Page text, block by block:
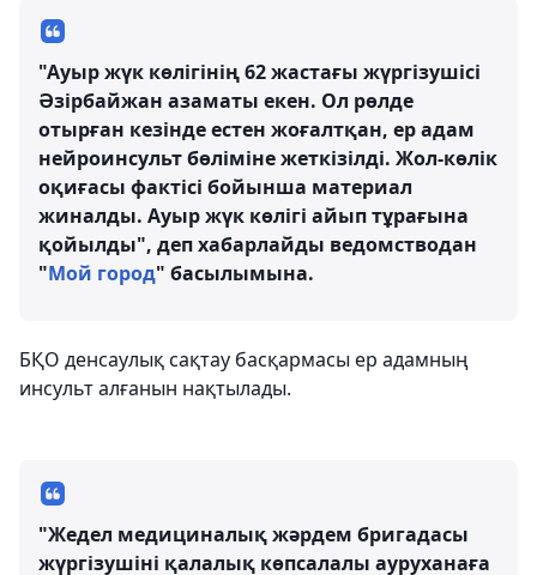
"Ауыр жүк көлігінің 62 жастағы жүргізушісі
Әзірбайжан азаматы екен. Ол рөлде
отырған кезінде естен жоғалтқан, ер адам
нейроинсульт бөліміне жеткізілді. Жол-көлік
оқиғасы фактісі бойынша материал
жиналды. Ауыр жүк көлігі айып тұрағына
қойылды", деп хабарлайды ведомстводан
"Мой город" басылымына.
БҚО денсаулық сақтау басқармасы ер адамның
инсульт алғанын нақтылады.
"Жедел медициналық жәрдем бригадасы
жүргізушіні қалалық көпсалалы ауруханаға